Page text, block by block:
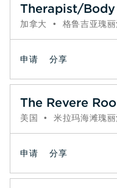
Therapist/
加拿大 • 格鲁吉亚瑰
申请 分享
The Revere
美国 • 米拉玛海滩瑰
申请 分享